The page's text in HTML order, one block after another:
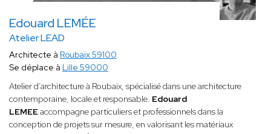
Edouard LEMÉE
Atelier LEAD
Architecte à Roubaix 59100
Se déplace à Lille 59000
Atelier d’architecture à Roubaix, spécialisé dans une architecture
contemporaine, locale et responsable. Edouard
LEMEEaccompagne particuliers et professionnels dans la
conception de projets sur mesure, en valorisant les matériaux